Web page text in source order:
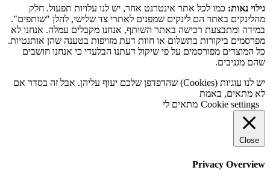
גילוי נאות: כמו לכל אתר אינטרנט אחר, יש לנו עלויות תפעול. חלק
מהלינקים באתר הם לינקים שמפנים לאתרי צד שלישי, להלן "שותפים".
במידה ומתבצעת רכישה באתר השותף, אנחנו מקבלים עמלה. אנחנו לא
מפרסמים ביקורות בתשלום או חוות דעת מזויפות בטענה שהן אותנטיות.
כל המוצרים מפורסמים על פי שיקול דעתנו הבלעדי כי אנחנו חושבים
שהם מגניבים.
יש לנו עוגיות (Cookies) שהדפדפן שלכם יעוף עליהן. אבל זה בסדר אם
לא מתאים, באמת
Cookie settings מתאים לי
Close
Privacy Overview